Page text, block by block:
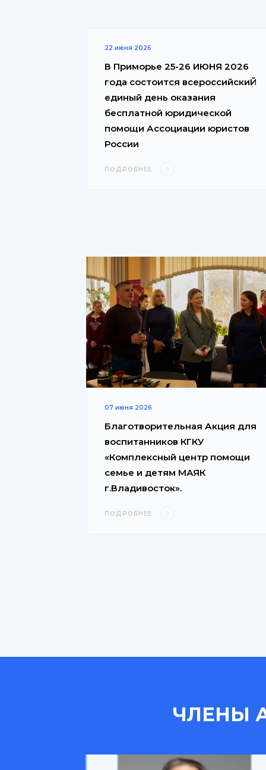
22 июня 2026
В Приморье 25-26 ИЮНЯ 2026
года состоится всероссийскиЙ
единый день оказания
бесплатной юридической
помощи Ассоциации юристов
России
ПОДРОБНЕЕ
07 июня 2026
Благотворительная Акция для
воспитанников КГКУ
«Комплексный центр помощи
семье и детям МАЯК
г.Владивосток».
ПОДРОБНЕЕ
ЧЛЕНЫ